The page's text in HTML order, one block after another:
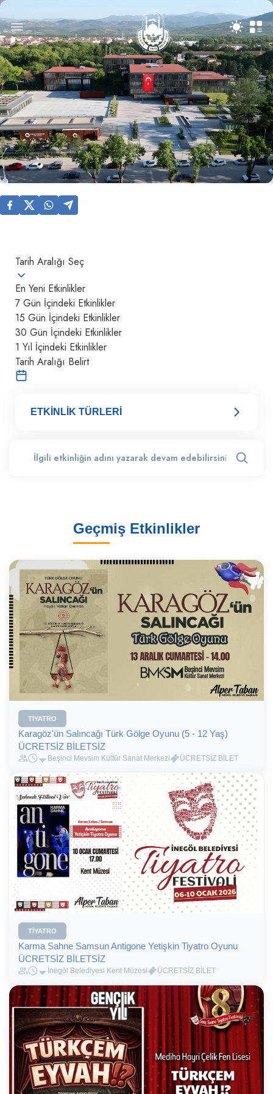
Tarih Aralığı Seç
En Yeni Etkinlikler
7 Gün İçindeki Etkinlikler
15 Gün İçindeki Etkinlikler
30 Gün İçindeki Etkinlikler
1 Yıl İçindeki Etkinlikler
Tarih Aralığı Belirt
ETKİNLİK TÜRLERİ
Geçmiş Etkinlikler
TIYATRO
Karagöz'ün Salıncağı Türk Gölge Oyunu (5 - 12 Yaş)
ÜCRETSİZ BİLETSİZ
Beşinci Mevsim Kültür Sanat Merkezi ÜCRETSİZ BİLET
TIYATRO
Karma Sahne Samsun Antigone Yetişkin Tiyatro Oyunu
ÜCRETSİZ BİLETSİZ
İnegöl Belediyesi Kent Müzesi ÜCRETSİZ BİLET